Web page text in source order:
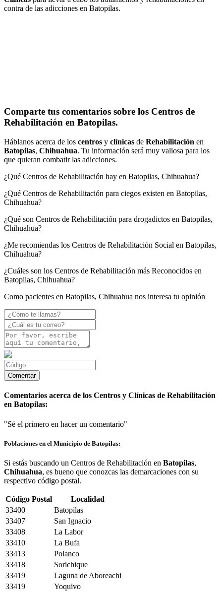
contra de las adicciones en Batopilas.
Comparte tus comentarios sobre los Centros de
Rehabilitación en Batopilas.
Háblanos acerca de los centros y clínicas de Rehabilitación en
Batopilas, Chihuahua. Tu información será muy valiosa para los
que quieran combatir las adicciones.
¿Qué Centros de Rehabilitación hay en Batopilas, Chihuahua?
¿Qué Centros de Rehabilitación para ciegos existen en Batopilas,
Chihuahua?
¿Qué son Centros de Rehabilitación para drogadictos en Batopilas,
Chihuahua?
¿Me recomiendas los Centros de Rehabilitación Social en Batopilas,
Chihuahua?
¿Cuáles son los Centros de Rehabilitación más Reconocidos en
Batopilas, Chihuahua?
Como pacientes en Batopilas, Chihuahua nos interesa tu opinión
Comentarios acerca de los Centros y Clínicas de Rehabilitación
en Batopilas:
"Sé el primero en hacer un comentario"
Poblaciones en el Municipio de Batopilas:
Si estás buscando un Centros de Rehabilitación en Batopilas,
Chihuahua, es bueno que conozcas las demarcaciones con su
respectivo código postal.
Código Postal
Localidad
33400
Batopilas
33407
San Ignacio
33408
La Labor
33410
La Bufa
33413
Polanco
33418
Sorichique
33419
Laguna de Aboreachi
33419
Yoquivo